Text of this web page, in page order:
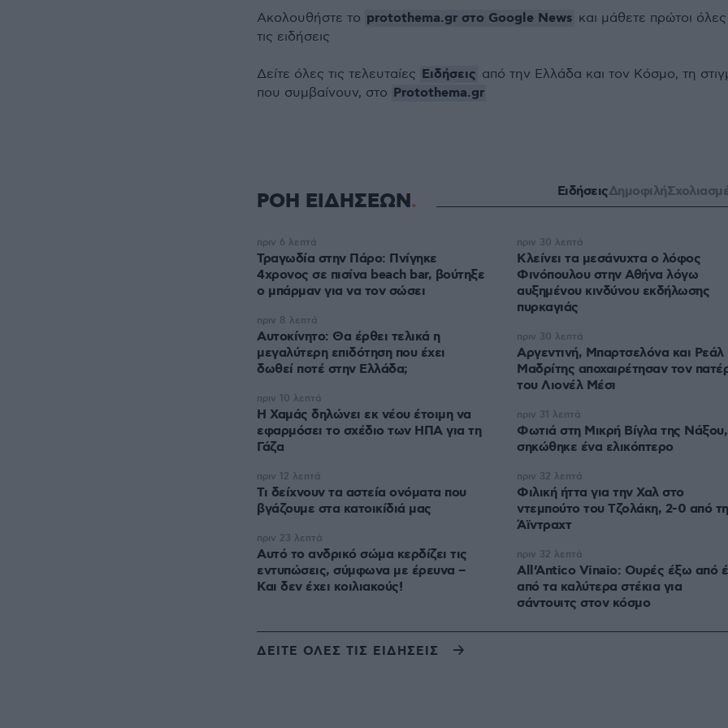
Ακολουθήστε το protothema.gr στο Google News και μάθετε πρώτοι όλες
τις ειδήσεις
Δείτε όλες τις τελευταίες Ειδήσεις από την Ελλάδα και τον Κόσμο, τη
που συμβαίνουν, στο Protothema.gr
ΡΟΗ ΕΙΔΗΣΕΩΝ ΕιδήσειςΔημοφιλή
Τραγωδία στην Πάρο: Πνίγηκε
4χρονος σε πισίνα beach bar, βούτηξε
ο μπάρμαν για να τον σώσει
πριν 6 λεπτά
Αυτοκίνητο: Θα έρθει τελικά η
μεγαλύτερη επιδότηση που έχει
δωθεί ποτέ στην Ελλάδα;
πριν 8 λεπτά
Η Χαμάς δηλώνει εκ νέου έτοιμη να
εφαρμόσει το σχέδιο των ΗΠΑ για τη
Γάζα
πριν 10 λεπτά
Τι δείχνουν τα αστεία ονόματα που
βγάζουμε στα κατοικίδιά μας
πριν 12 λεπτά
Αυτό το ανδρικό σώμα κερδίζει τις
εντυπώσεις, σύμφωνα με έρευνα –
Και δεν έχει κοιλιακούς!
πριν 23 λεπτά
Κλείνει τα μεσάνυχτα ο λόφος
Φινόπουλου στην Αθήνα λόγω
αυξημένου κινδύνου εκδήλωσης
πυρκαγιάς
πριν 30 λεπτά
Αργεντινή, Μπαρτσελόνα και Ρεάλ
Μαδρίτης αποχαιρέτησαν τον
του Λιονέλ Μέσι
πριν 30 λεπτά
Φωτιά στη Μικρή Βίγλα της Νάξου,
σηκώθηκε ένα ελικόπτερο
πριν 31 λεπτά
Φιλική ήττα για την Χαλ στο
ντεμπούτο του Τζολάκη, 2-0 από
Άϊντραχτ
πριν 32 λεπτά
All’Antico Vinaio: Ουρές έξω από
από τα καλύτερα στέκια για
σάντουιτς στον κόσμο
πριν 32 λεπτά
ΔΕΙΤΕ ΟΛΕΣ ΤΙΣ ΕΙΔΗΣΕΙΣ